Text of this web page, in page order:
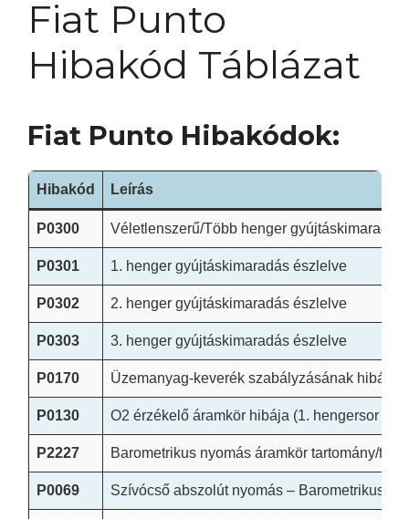
Fiat Punto
Hibakód Táblázat
Fiat Punto Hibakódok:
Hibakód Leírás
P0300 Véletlenszerű/Több henger gyújtáskimaradás
P0301 1. henger gyújtáskimaradás észlelve
P0302 2. henger gyújtáskimaradás észlelve
P0303 3. henger gyújtáskimaradás észlelve
P0170 Üzemanyag-keverék szabályzásának hibája
P0130 O2 érzékelő áramkör hibája (1. hengersor 1.
P2227 Barometrikus nyomás áramkör tartomány/
P0069 Szívócső abszolút nyomás – Barometrikus